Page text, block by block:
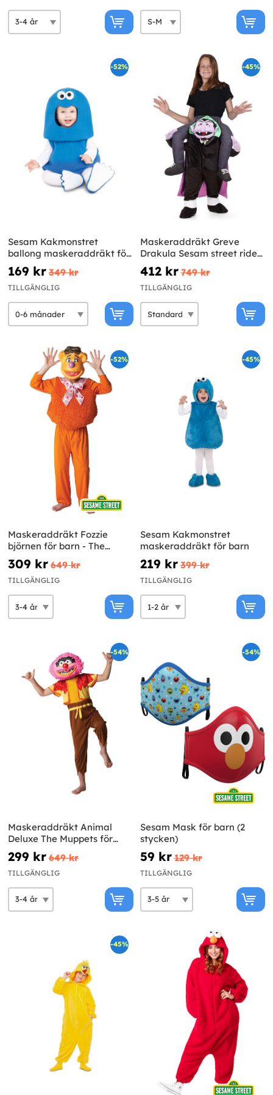
-52%
Sesam Kakmonstret
ballong maskeraddräkt för
bebis
169 kr 349 kr
TILLGÄNGLIG
-45%
Maskeraddräkt Greve
Drakula Sesam street ride
on för barn
412 kr 749 kr
TILLGÄNGLIG
-52%
Maskeraddräkt Fozzie
björnen för barn - The
Muppets
309 kr 649 kr
TILLGÄNGLIG
-45%
Sesam Kakmonstret
maskeraddräkt för barn
219 kr 399 kr
TILLGÄNGLIG
-54%
Maskeraddräkt Animal
Deluxe The Muppets för
barn
299 kr 649 kr
TILLGÄNGLIG
-54%
Sesam Mask för barn (2
stycken)
59 kr 129 kr
TILLGÄNGLIG
-45%